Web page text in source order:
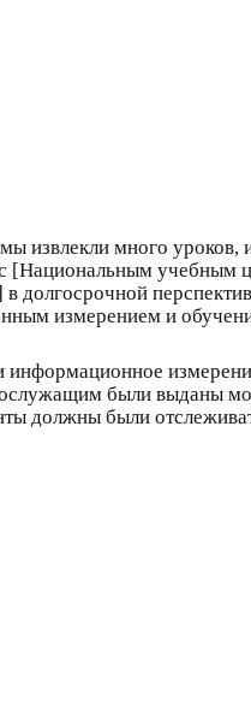
извлекли много уроков,
[Национальным учебным
долгосрочной
измерением и
информационное
были выданы
должны были